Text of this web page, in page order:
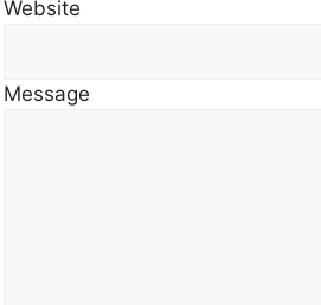
Website
Message